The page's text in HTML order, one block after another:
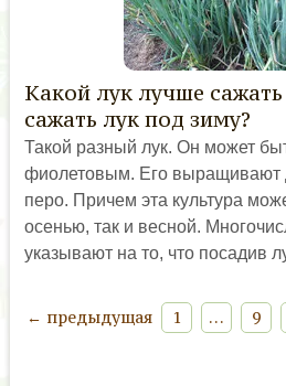
Какой лук лучше
сажать лук под зиму?
Такой разный лук. Он может
фиолетовым. Его выращивают
перо. Причем эта культура
осенью, так и весной.
указывают на то, что посадив
← предыдущая 1 … 9